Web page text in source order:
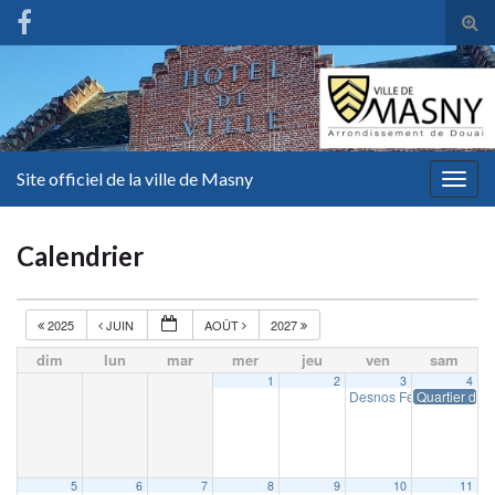
Site officiel de la ville de Masny
Calendrier
2025 JUIN AOÛT 2027
dim lun mar mer jeu ven sam
1 2 3
Desnos Fest19 h 00 min
4
Quartier
5 6 7 8 9 10 11